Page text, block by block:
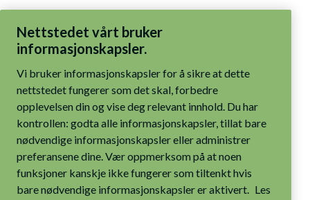
Nettstedet vårt bruker
informasjonskapsler.
nettstedet fungerer som det skal, forbedre
opplevelsen din og vise deg relevant innhold. Du har
kontrollen: godta alle informasjonskapsler, tillat bare
nødvendige informasjonskapsler eller administrer
preferansene dine. Vær oppmerksom på at noen
funksjoner kanskje ikke fungerer som tiltenkt hvis
bare nødvendige informasjonskapsler er aktivert.